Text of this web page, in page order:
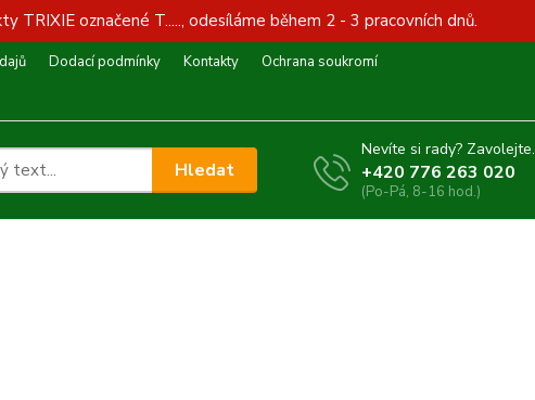
TRIXIE označené T....., odesíláme během 2 - 3 pracovních dnů.
Dodací podmínky Kontakty
Ochrana soukromí
Hledat
Nevíte si rady? Zavolejte.
+420 776 263 020
(Po-Pá, 8-16 hod.)